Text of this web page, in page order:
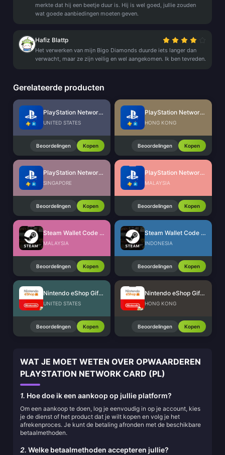
merkte dat hij een beetje duur is. Hij is wel goed, jullie zouden
wat goede aanbiedingen moeten geven.
Hafiz Blattp
Het verwerken van mijn Bigo Diamonds duurde iets langer dan
verwacht, maar ze zijn veilig en wel aangekomen. Ik ben tevreden.
Gerelateerde producten
PlayStation Network Card (US)
UNITED STATES
Beoordelingen Kopen
PlayStation Network Card (HK)
HONG KONG
Beoordelingen Kopen
PlayStation Network Card (SG)
SINGAPORE
Beoordelingen Kopen
PlayStation Network Card (MY)
MALAYSIA
Beoordelingen Kopen
Steam Wallet Code (MYR)
MALAYSIA
Beoordelingen Kopen
Steam Wallet Code (IDR)
INDONESIA
Beoordelingen Kopen
Nintendo eShop Gift Card (US)
UNITED STATES
Beoordelingen Kopen
Nintendo eShop Gift Card (HK)
HONG KONG
Beoordelingen Kopen
WAT JE MOET WETEN OVER OPWAARDEREN
PLAYSTATION NETWORK CARD (PL)
1. Hoe doe ik een aankoop op jullie platform?
Om een aankoop te doen, log je eenvoudig in op je account, kies
je de dienst of het product dat je wilt kopen en volg je het
afrekenproces. Je kunt de betaling afronden met de beschikbare
betaalmethoden.
2. Welke betaalmethoden accepteren jullie?